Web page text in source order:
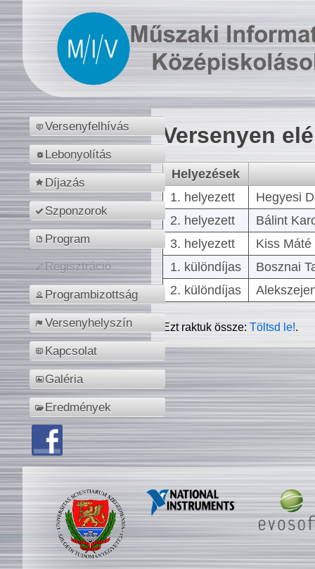
Versenyfelhívás
Lebonyolítás
Díjazás
Szponzorok
Program
Regisztráció
Programbizottság
Versenyhelyszín
Kapcsolat
Galéria
Eredmények
Versenyen
Helyezések
1. helyezett
Hegyesi
2. helyezett
Bálint
3. helyezett
Kiss
1. különdíjas
Bosznai
2. különdíjas
Ezt raktuk össze:Töltsd le!.